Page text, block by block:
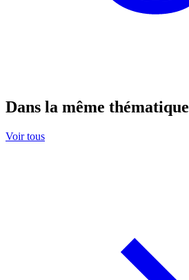
Dans la même thématique
Voir tous